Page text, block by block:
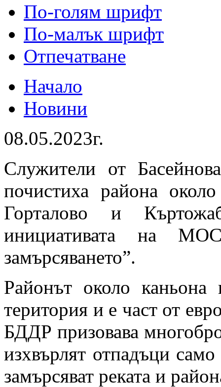
По-голям шрифт
По-малък шрифт
Отпечатване
Начало
Новини
08.05.2023г.
Служители от
почистиха района
Горталово и
инициативата на
замърсяването”.
Районът около
територия и е част от
БДДР призовава
изхвърлят отпадъци
замърсяват реката и